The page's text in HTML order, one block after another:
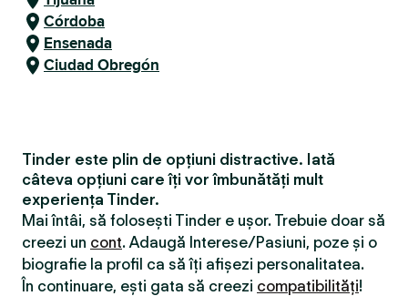
Córdoba
Ensenada
Ciudad Obregón
Tinder este plin de opțiuni distractive. Iată
câteva opțiuni care îți vor îmbunătăți mult
experiența Tinder.
Mai întâi, să folosești Tinder e ușor. Trebuie doar să
creezi un cont. Adaugă Interese/Pasiuni, poze și o
biografie la profil ca să îți afișezi personalitatea.
În continuare, ești gata să creezi compatibilităţi!